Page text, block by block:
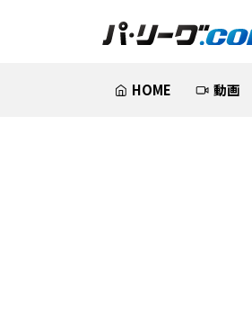
HOME 動画